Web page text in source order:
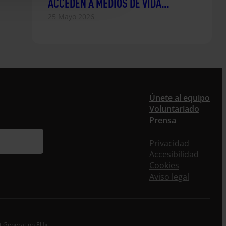
Únete al equipo
Voluntariado
Prensa
Privacidad
Accesibilidad
Cookies
Aviso legal